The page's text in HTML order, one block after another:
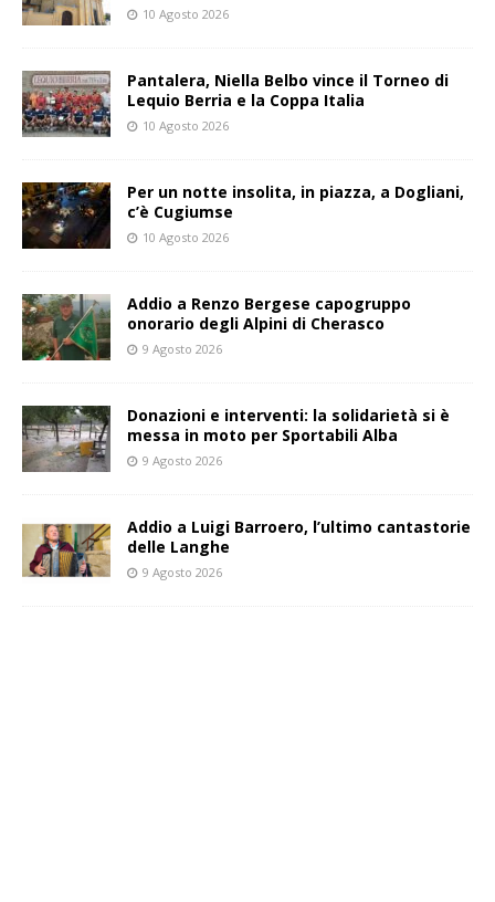
10 Agosto 2026
Pantalera, Niella Belbo vince il Torneo di
Lequio Berria e la Coppa Italia
10 Agosto 2026
Per un notte insolita, in piazza, a Dogliani,
c’è Cugiumse
10 Agosto 2026
Addio a Renzo Bergese capogruppo
onorario degli Alpini di Cherasco
9 Agosto 2026
Donazioni e interventi: la solidarietà si è
messa in moto per Sportabili Alba
9 Agosto 2026
Addio a Luigi Barroero, l’ultimo cantastorie
delle Langhe
9 Agosto 2026